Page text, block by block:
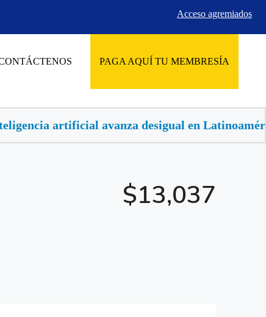
Acceso agremiados
PAGA AQUÍ TU MEMBRESÍA
desigual en Latinoamérica, buscan llevarla al
$13,037